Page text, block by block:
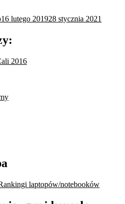
16 lutego 201928 stycznia 2021
2016